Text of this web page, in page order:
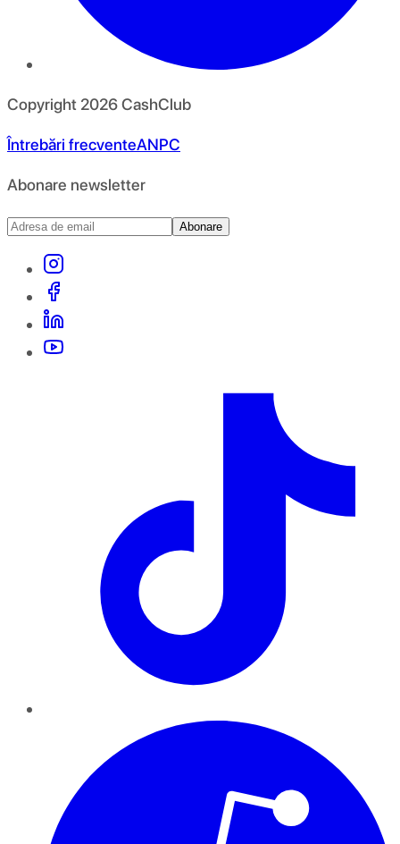
Copyright 2026CashClub
Întrebări frecventeANPC
Abonare newsletter
Abonare